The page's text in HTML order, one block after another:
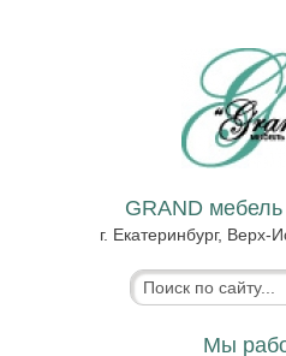
GRAND
г. Екатеринбург, Верх-
Мы